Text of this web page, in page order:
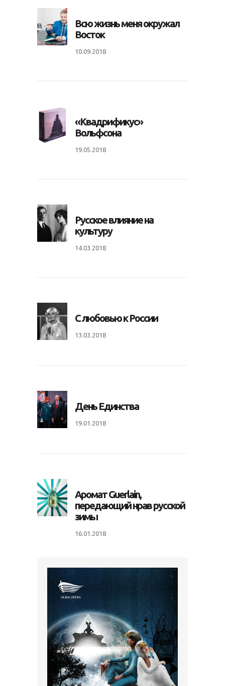
Всю жизнь меня окружал
Восток
10.09.2018
«Квадрификус»
Вольфсона
19.05.2018
Русское влияние на
культуру
14.03.2018
С любовью к России
13.03.2018
День Единства
19.01.2018
Аромат Guerlain,
передающий нрав русской
зимы
16.01.2018